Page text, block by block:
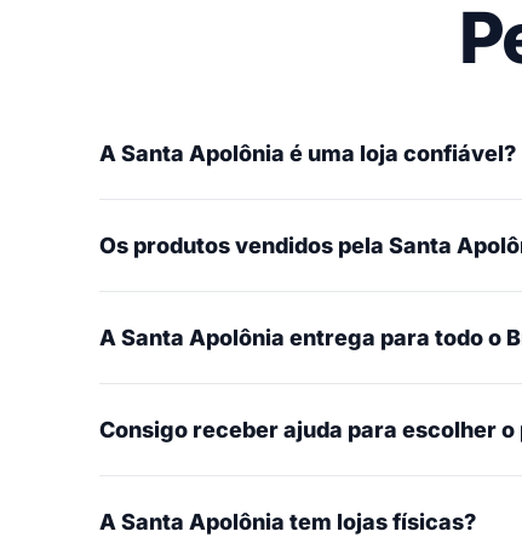
A Santa Apolônia é uma loja confiável?
Os produtos vendidos pela Santa
A Santa Apolônia entrega para todo o
Consigo receber ajuda para escolher
A Santa Apolônia tem lojas físicas?